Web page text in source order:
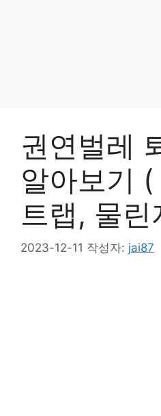
권연벌레
알아보기
트랩, 물린
2023-12-11 작성자: jai87